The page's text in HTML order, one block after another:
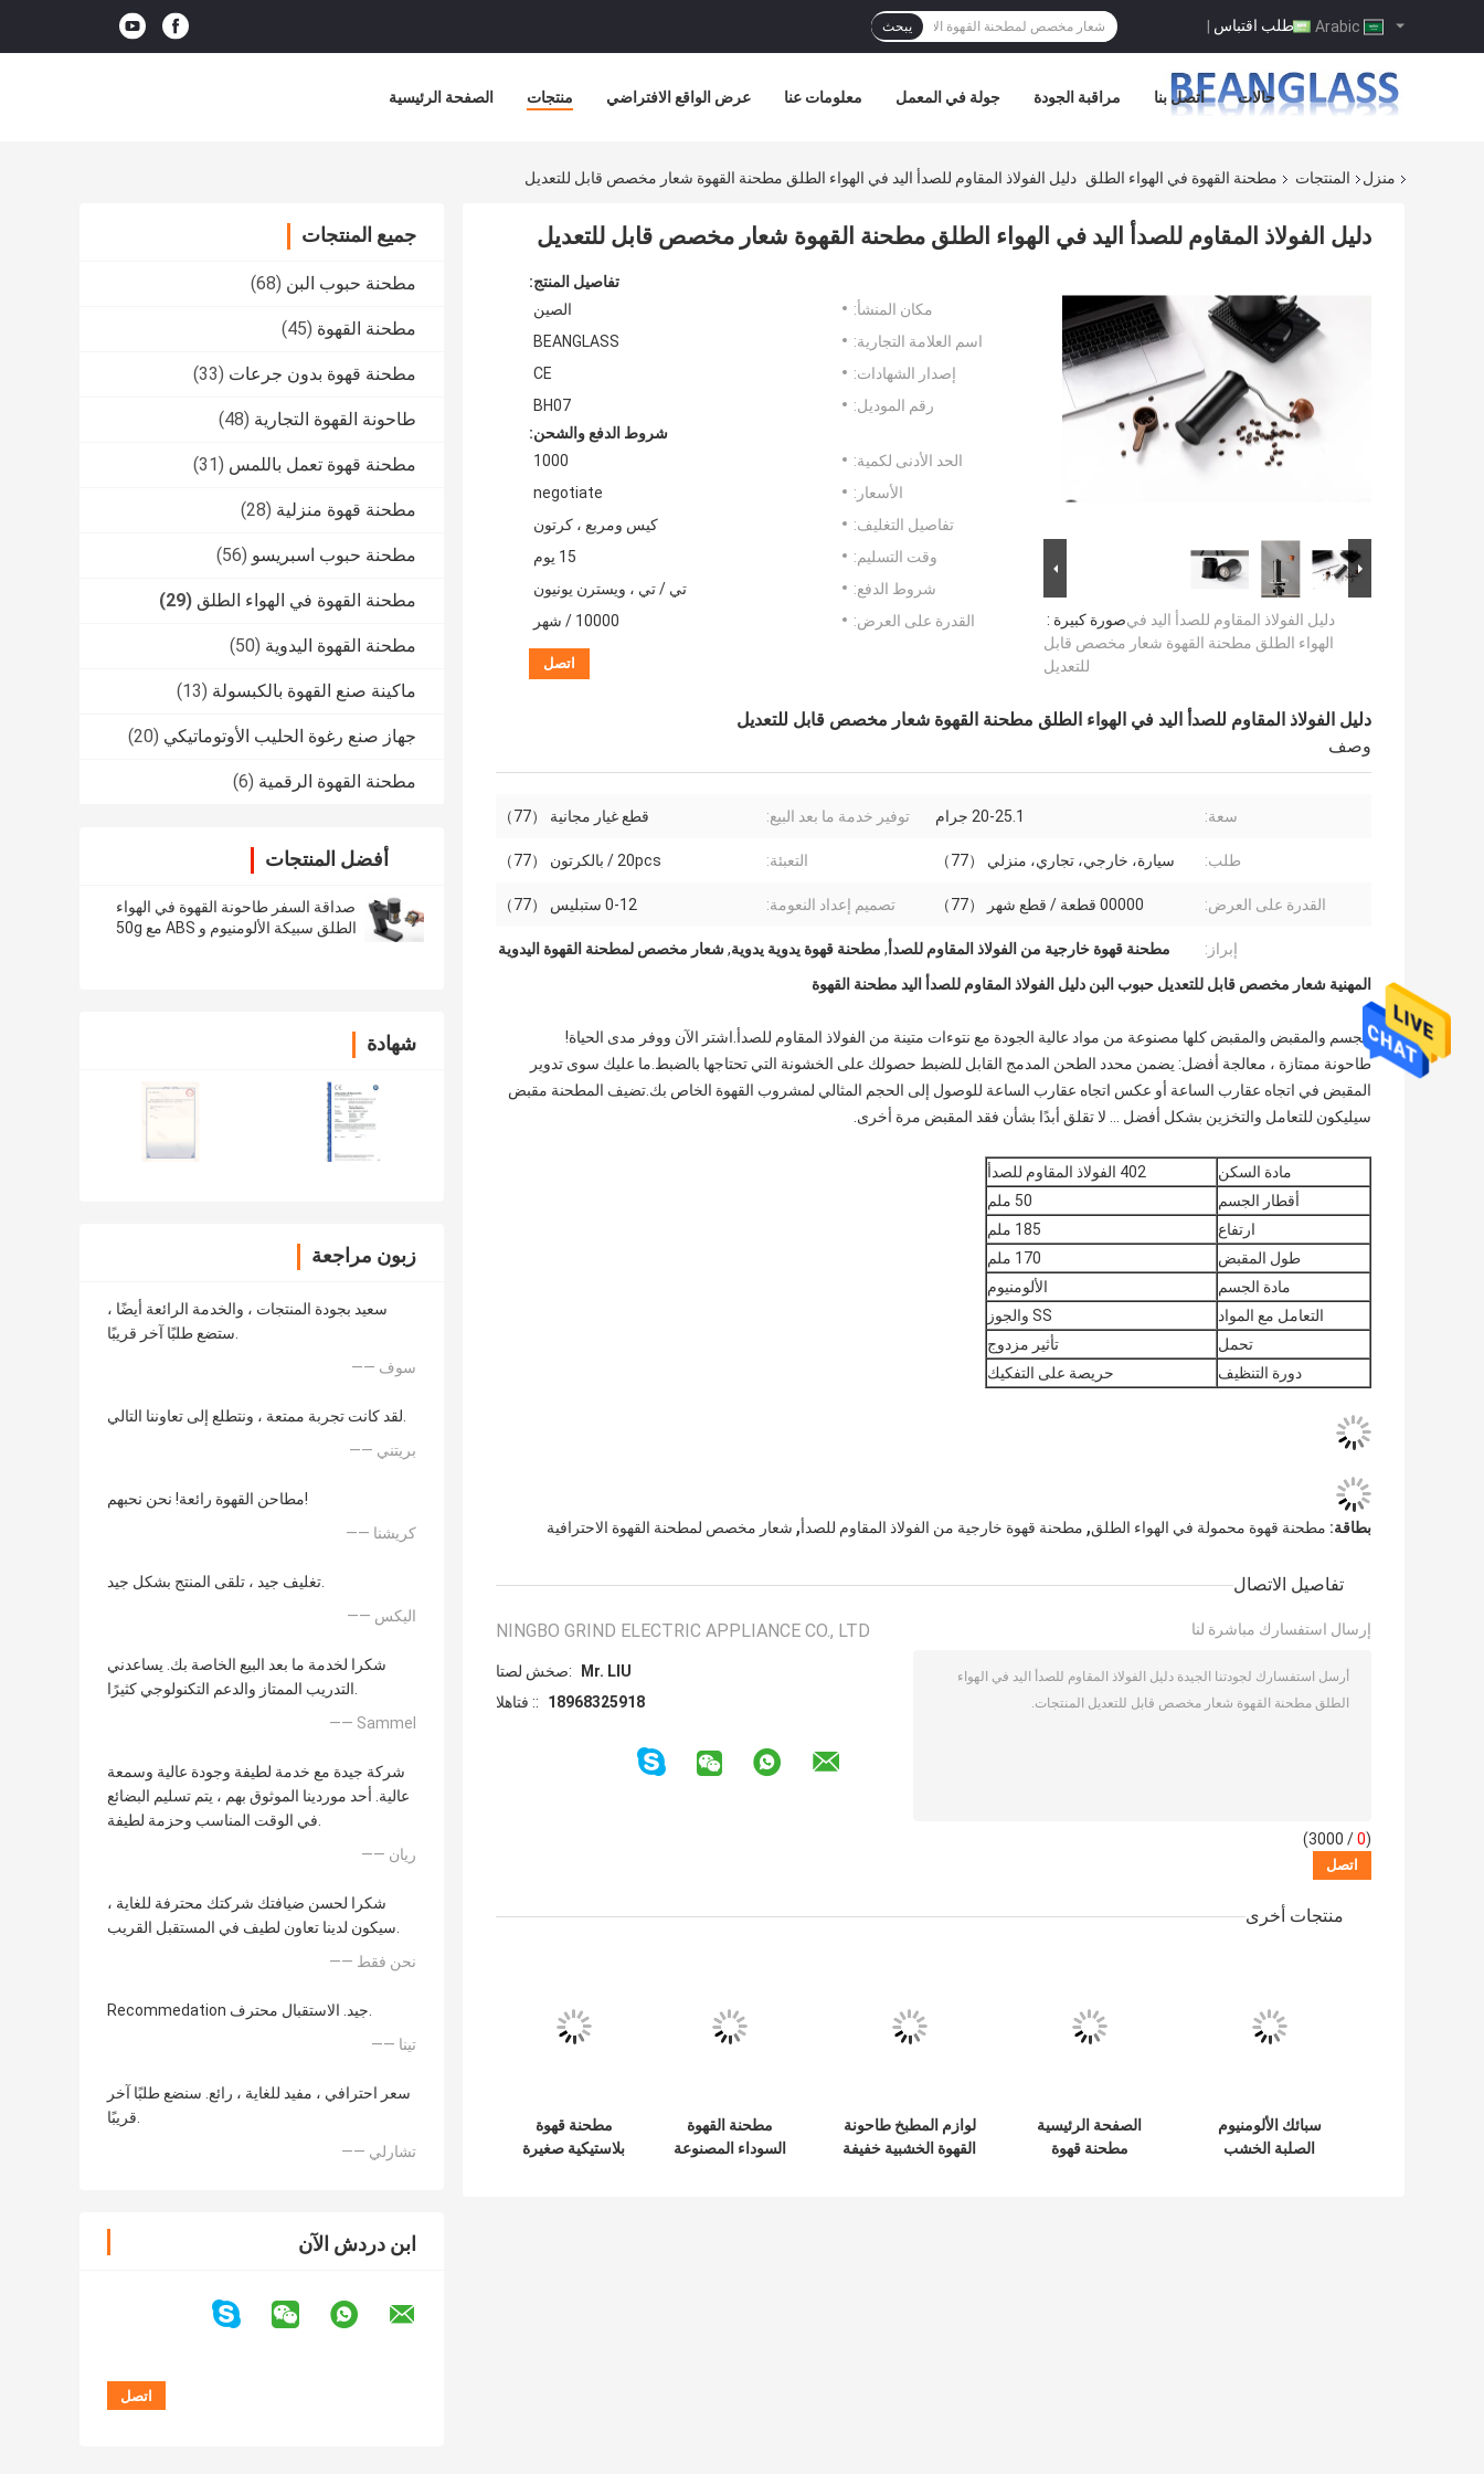
طلب اقتباس | يبحث
الصفحة الرئيسية منتجات عرض الواقع الافتراضي معلومات عنا جولة في المعمل مراقبة الجودة اتصل بنا حالات
منزل المنتجات مطحنة القهوة في الهواء الطلق دليل الفولاذ المقاوم للصدأ اليد في الهواء الطلق مطحنة القهوة شعار مخصص قابل للتعديل
جميع المنتجات
مطحنة حبوب البن (68)
مطحنة القهوة (45)
مطحنة قهوة بدون جرعات (33)
طاحونة القهوة التجارية (48)
مطحنة قهوة تعمل باللمس (31)
مطحنة قهوة منزلية (28)
مطحنة حبوب اسبريسو (56)
مطحنة القهوة في الهواء الطلق (29)
مطحنة القهوة اليدوية (50)
ماكينة صنع القهوة بالكبسولة (13)
جهاز صنع رغوة الحليب الأوتوماتيكي (20)
مطحنة القهوة الرقمية (6)
أفضل المنتجات
صداقة السفر طاحونة القهوة في الهواء
الطلق سبيكة الألومنيوم و ABS مع 50g
شهادة
زبون مراجعة
سعيد بجودة المنتجات ، والخدمة الرائعة أيضًا ،
ستضع طلبًا آخر قريبًا.
—— سوف
لقد كانت تجربة ممتعة ، ونتطلع إلى تعاوننا التالي.
—— بريتني
مطاحن القهوة رائعة! نحن نحبهم!
—— كريشنا
تغليف جيد ، تلقى المنتج بشكل جيد.
—— اليكس
شكرا لخدمة ما بعد البيع الخاصة بك. يساعدني
التدريب الممتاز والدعم التكنولوجي كثيرًا.
—— Sammel
شركة جيدة مع خدمة لطيفة وجودة عالية وسمعة
عالية. أحد موردينا الموثوق بهم ، يتم تسليم البضائع
في الوقت المناسب وحزمة لطيفة.
—— ريان
شكرا لحسن ضيافتك شركتك محترفة للغاية ،
سيكون لدينا تعاون لطيف في المستقبل القريب.
—— نحن فقط
Recommedation جيد. الاستقبال محترف.
—— تينا
سعر احترافي ، مفيد للغاية ، رائع. سنضع طلبًا آخر
قريبًا.
—— تشارلي
ابن دردش الآن
دليل الفولاذ المقاوم للصدأ اليد في الهواء الطلق مطحنة القهوة شعار مخصص قابل للتعديل
صورة كبيرة :دليل الفولاذ المقاوم للصدأ اليد في
الهواء الطلق مطحنة القهوة شعار مخصص قابل
للتعديل
تفاصيل المنتج:
مكان المنشأ:
الصين
اسم العلامة التجارية:
BEANGLASS
إصدار الشهادات:
CE
رقم الموديل:
BH07
شروط الدفع والشحن:
الحد الأدنى لكمية:
1000
الأسعار:
negotiate
تفاصيل التغليف:
كيس ومربع ، كرتون
وقت التسليم:
15 يوم
شروط الدفع:
تي / تي ، ويسترن يونيون
القدرة على العرض:
10000 / شهر
اتصل
دليل الفولاذ المقاوم للصدأ اليد في الهواء الطلق مطحنة القهوة شعار مخصص قابل للتعديل
وصف
سعة: 20-25.1 جرام توفير خدمة ما بعد البيع: قطع غيار مجانية （77）
طلب: سيارة، خارجي، تجاري، منزلي （77） التعبئة: 20pcs / بالكرتون （77）
القدرة على العرض: 00000 قطعة / قطع شهر （77） تصميم إعداد النعومة: 0-12 ستبليس （77）
إبراز: مطحنة قهوة خارجية من الفولاذ المقاوم للصدأ , مطحنة قهوة يدوية يدوية,شعار مخصص لمطحنة القهوة اليدوية
المهنية شعار مخصص قابل للتعديل حبوب البن دليل الفولاذ المقاوم للصدأ اليد مطحنة القهوة
الجسم والمقبض والمقبض كلها مصنوعة من مواد عالية الجودة مع نتوءات متينة من الفولاذ المقاوم للصدأ.اشتر الآن ووفر مدى الحياة!
طاحونة ممتازة ، معالجة أفضل: يضمن محدد الطحن المدمج القابل للضبط حصولك على الخشونة التي تحتاجها بالضبط.ما عليك سوى تدوير
المقبض في اتجاه عقارب الساعة أو عكس اتجاه عقارب الساعة للوصول إلى الحجم المثالي لمشروب القهوة الخاص بك.تضيف المطحنة مقبض
سيليكون للتعامل والتخزين بشكل أفضل ... لا تقلق أبدًا بشأن فقد المقبض مرة أخرى.
مادة السكن
402 الفولاذ المقاوم للصدأ
أقطار الجسم
50 ملم
ارتفاع
185 ملم
طول المقبض
170 ملم
مادة الجسم
الألومنيوم
التعامل مع المواد
SS والجوز
تحمل
تأثير مزدوج
دورة التنظيف
حريصة على التفكيك
بطاقة:
الهاتف ::
الصلبة الخشب
مقبض في الهواء
مطحنة قهوة
اسبريسو كرنك يدوي
القهوة الخشبية خفيفة
الوزن في الهواء
السوداء المصنوعة
من الألومنيوم بمقبض
بلاستيكية صغيرة
محمولة في الهواء